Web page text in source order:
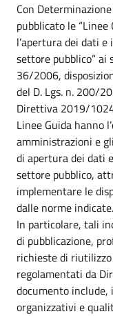
Con
pubblicato le
l’apertura dei dati
settore pubblico” ai
36/2006,
del D. Lgs. n. 200/
Direttiva 2019/
Linee Guida hanno
amministrazioni e
di apertura dei dati
settore pubblico,
implementare le
dalle norme indicate.
In particolare, tali
di pubblicazione,
richieste di
regolamentati da
documento
organizzativi e